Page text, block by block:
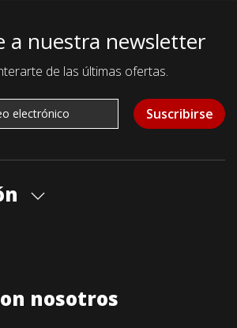
a nuestra newsletter
de las últimas ofertas.
Suscribirse
nosotros